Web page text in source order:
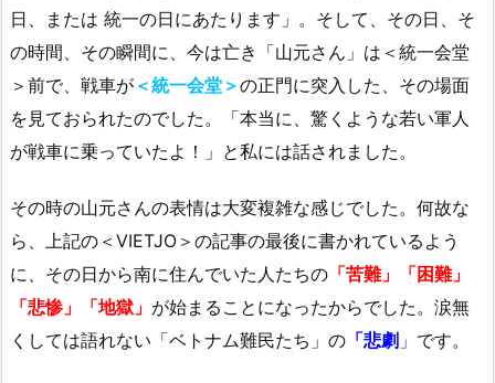
日、または 統一の日にあたります」。そして、その日、そ
の時間、その瞬間に、今は亡き「山元さん」は＜統一会堂
＞前で、戦車が ＜統一会堂＞の正門に突入した、その場面
を見ておられたのでした。「本当に、驚くような若い軍人
が戦車に乗っていたよ！」と私には話されました。
その時の山元さんの表情は大変複雑な感じでした。何故な
ら、上記の＜VIETJO＞の記事の最後に書かれているよう
に、その日から南に住んでいた人たちの 「苦難」「困難」
「悲惨」「地獄」 が始まることになったからでした。涙無
くしては語れない「ベトナム難民たち」の 「悲劇 」 です。